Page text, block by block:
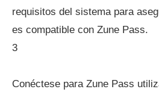
requisitos del sistema para
es compatible con Zune Pass.
3
Conéctese para Zune Pass